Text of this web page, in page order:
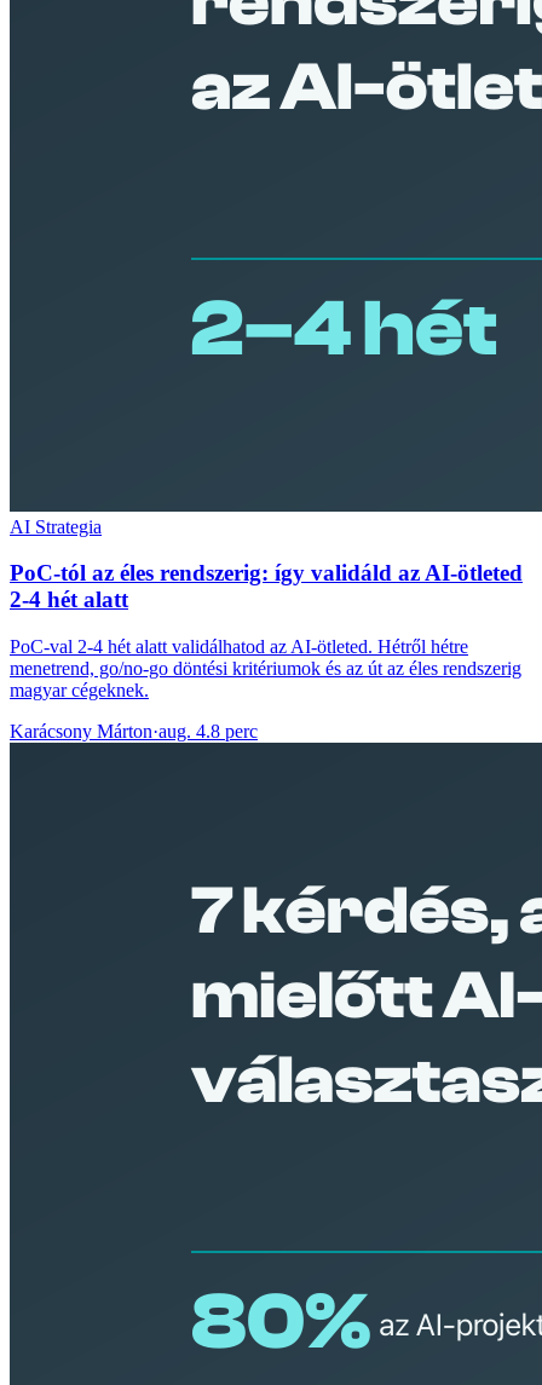
AI Strategia
PoC-tól az éles rendszerig: így validáld az AI-ötleted
2-4 hét alatt
PoC-val 2-4 hét alatt validálhatod az AI-ötleted. Hétről hétre
menetrend, go/no-go döntési kritériumok és az út az éles rendszerig
magyar cégeknek.
Karácsony Márton·aug. 4.8 perc